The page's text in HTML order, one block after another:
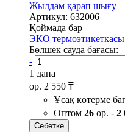
Жылдам қарап шығу
Артикул: 632006
Қоймада бар
ЭКО
Бөлшек сауда бағасы:
-
1 дана
ор. 2 550 ₸
Ұсақ көтерме
Оптом 26 ор. - 2
Себетке